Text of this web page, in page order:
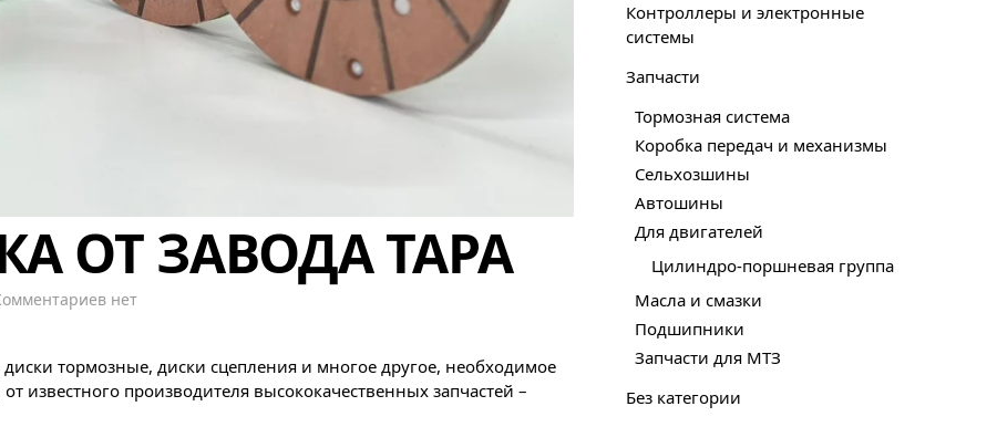
ОТ ЗАВОДА ТАРА
к
поставка
завода
нет
тормозные, диски сцепления и многое другое, необходимое
известного производителя высококачественных запчастей –
Контроллеры и электронные
системы
Запчасти
Тормозная система
Коробка передач и механизмы
Сельхозшины
Автошины
Для двигателей
Цилиндро-поршневая группа
Масла и смазки
Подшипники
Запчасти для МТЗ
Без категории